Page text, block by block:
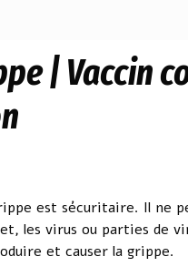
| Vaccin
est sécuritaire. Il ne
les virus ou parties de
et causer la grippe.